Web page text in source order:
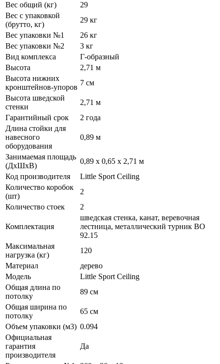
Вес общий (кг)
29
Вес с упаковкой
(брутто, кг)
29 кг
Вес упаковки №1
26 кг
Вес упаковки №2
3 кг
Вид комплекса
Г-образный
Высота
2,71 м
Высота нижних
кронштейнов-упоров
7 см
Высота шведской
стенки
2,71 м
Гарантийный срок
2 года
Длина стойки для
навесного
оборудования
0,89 м
Занимаемая площадь
(ДхШхВ)
0,89 x 0,65 х 2,71 м
Код производителя
Little Sport Ceiling
Количество коробок
(шт)
2
Количество стоек
2
Комплектация
шведская стенка, канат, веревочная
лестница, металлический турник ВО
92.15
Максимальная
нагрузка (кг)
120
Материал
дерево
Модель
Little Sport Ceiling
Общая длина по
потолку
89 см
Общая ширина по
потолку
65 см
Объем упаковки (м3) 0.094
Официальная
гарантия
производителя
Да